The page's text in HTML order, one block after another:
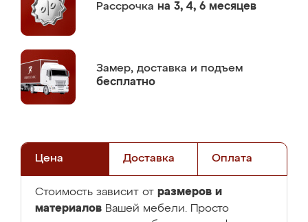
Рассрочка на 3, 4, 6 месяцев
Замер, доставка и подъем
бесплатно
Цена Доставка Оплата
Стоимость зависит от размеров и
материалов Вашей мебели. Просто